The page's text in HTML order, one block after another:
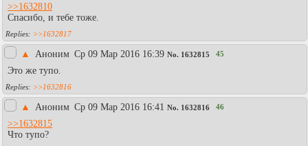
>>1632810
Спасибо, и тебе тоже.
>>1632817
▲ Аноним Ср 09 Мар 2016 16:39 No. 1632815 45
Это же тупо.
>>1632816
▲ Аноним Ср 09 Мар 2016 16:41 No. 1632816 46
>>1632815
Что тупо?